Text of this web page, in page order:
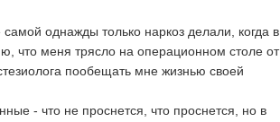
однажды только наркоз делали, когда в
что меня трясло на операционном столе от
пообещать мне жизнью своей
- что не проснется, что проснется, но в